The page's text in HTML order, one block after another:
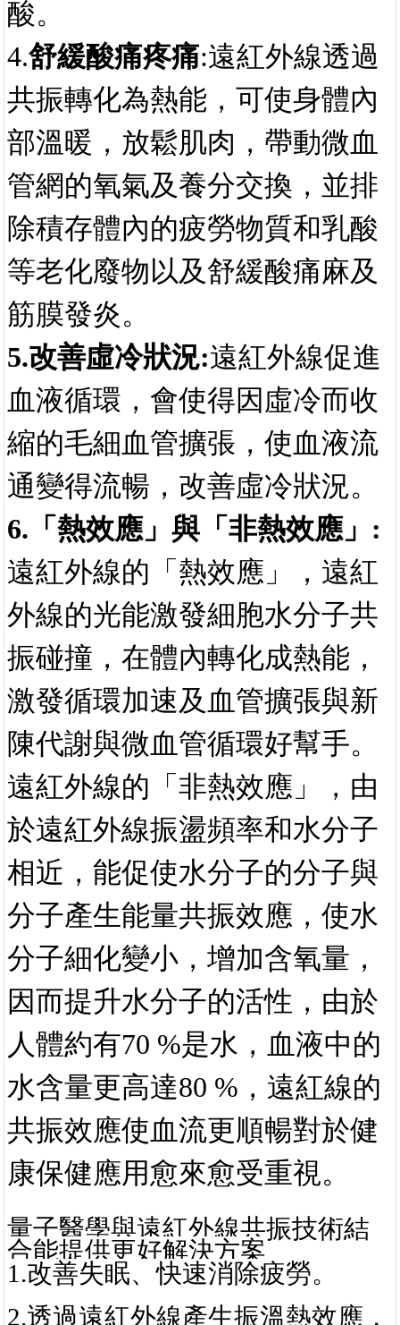
共振轉化為熱能，可使身體內
部溫暖，放鬆肌肉，帶動微血
管網的氧氣及養分交換，並排
除積存體內的疲勞物質和乳酸
等老化廢物以及舒緩酸痛麻及
筋膜發炎。
5.改善虛冷狀況:遠紅外線促進
血液循環，會使得因虛冷而收
縮的毛細血管擴張，使血液流
通變得流暢，改善虛冷狀況。
6.「熱效應」與「非熱效應」:
遠紅外線的「熱效應」，遠紅
外線的光能激發細胞水分子共
振碰撞，在體內轉化成熱能，
激發循環加速及血管擴張與新
陳代謝與微血管循環好幫手。
遠紅外線的「非熱效應」，由
於遠紅外線振盪頻率和水分子
相近，能促使水分子的分子與
分子產生能量共振效應，使水
分子細化變小，增加含氧量，
因而提升水分子的活性，由於
人體約有70 %是水，血液中的
水含量更高達80 %，遠紅線的
共振效應使血流更順暢對於健
康保健應用愈來愈受重視。
量子醫學與遠紅外線共振技術結
合能提供更好解決方案
1.改善失眠、快速消除疲勞。
2.透過遠紅外線產生振溫熱效應，
促進細胞活化、新陳代謝順暢及
加快血液循環
禾康遠紅外線負離子護具